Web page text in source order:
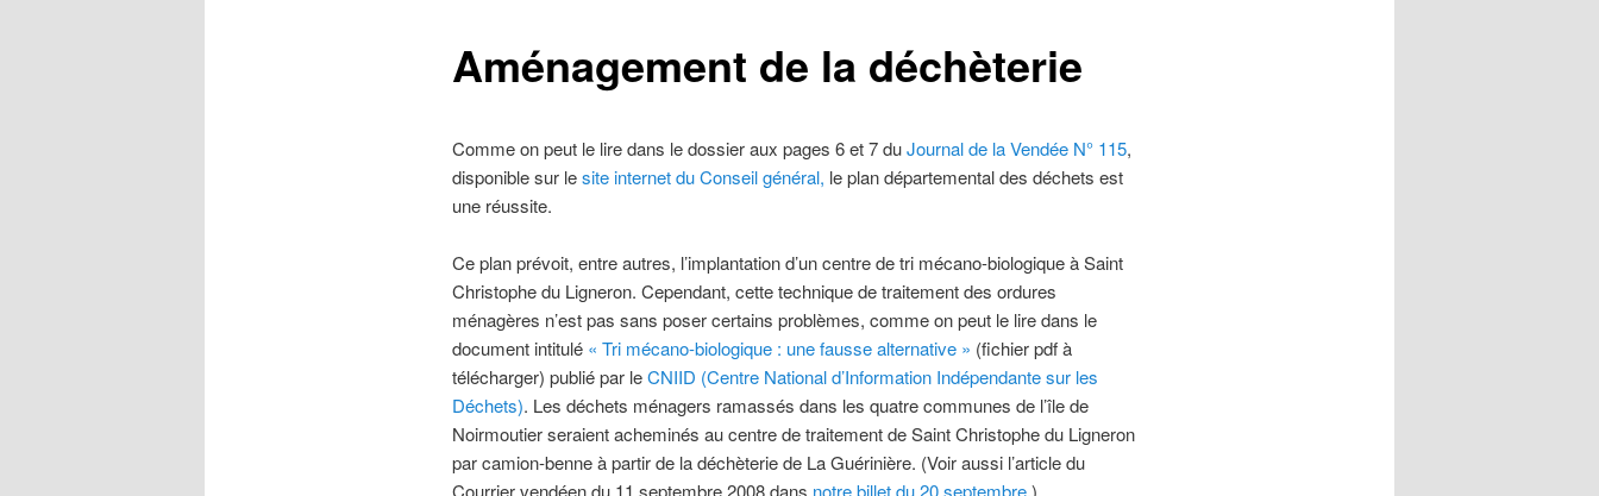
Aménagement de la déchèterie
Comme on peut le lire dans le dossier aux pages 6 et 7 duJournal de la Vendée N° 115,
disponible sur lesite internet du Conseil général, le plan départemental des déchets est
une réussite.
Ce plan prévoit, entre autres, l’implantation d’un centre de tri mécano-biologique à Saint
Christophe du Ligneron. Cependant, cette technique de traitement des ordures
ménagères n’est pas sans poser certains problèmes, comme on peut le lire dans le
document intitulé « Tri mécano-biologique : une fausse alternative » (fichier pdf à
télécharger) publié par leCNIID (Centre National d’Information Indépendante sur les
Déchets). Les déchets ménagers ramassés dans les quatre communes de l’île de
Noirmoutier seraient acheminés au centre de traitement de Saint Christophe du Ligneron
par camion-benne à partir de la déchèterie de La Guérinière. (Voir aussi l’article du
Courrier vendéen du 11 septembre 2008 dans notre billet du 20 septembre.)